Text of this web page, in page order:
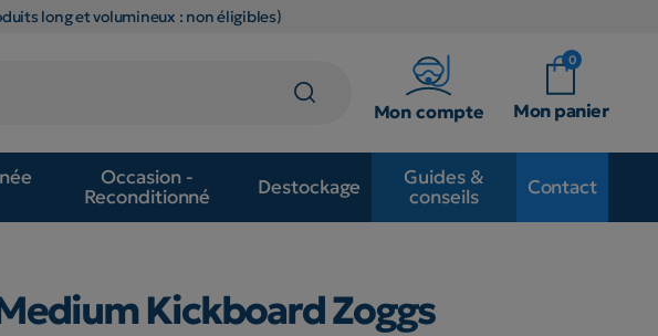
long et volumineux : non éligibles)
Mon compte
0
Mon panier
Occasion -
Reconditionné
Destockage
Guides &
conseils
Contact
Kickboard Zoggs